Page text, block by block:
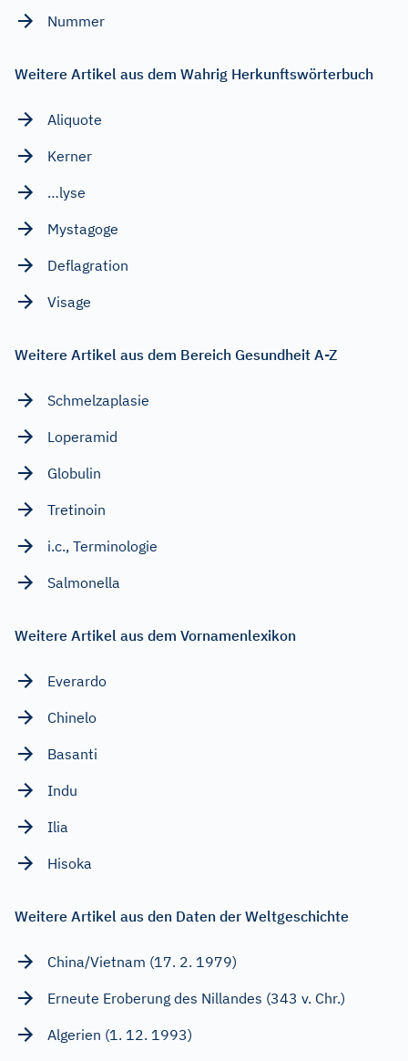
Nummer
Weitere Artikel aus dem Wahrig Herkunftswörterbuch
Aliquote
Kerner
…lyse
Mystagoge
Deflagration
Visage
Weitere Artikel aus dem Bereich Gesundheit A-Z
Schmelzaplasie
Loperamid
Globulin
Tretinoin
i.c., Terminologie
Salmonella
Weitere Artikel aus dem Vornamenlexikon
Everardo
Chinelo
Basanti
Indu
Ilia
Hisoka
Weitere Artikel aus den Daten der Weltgeschichte
China/Vietnam (17. 2. 1979)
Erneute Eroberung des Nillandes (343 v. Chr.)
Algerien (1. 12. 1993)